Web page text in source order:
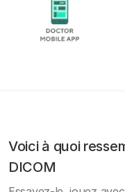
Voici à quoi
DICOM